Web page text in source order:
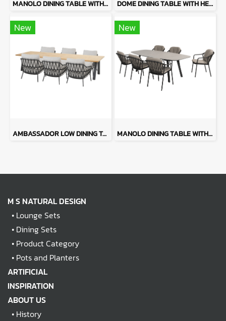
MANOLO DINING TABLE WITH RHODOS DOME DINING TABLE WITH HERA CHAIRS
New
AMBASSADOR LOW DINING TABLE WITH CALPI
New
MANOLO DINING TABLE WITH MANITOBA
M S NATURAL DESIGN
• Lounge Sets
• Dining Sets
• Product Category
• Pots and Planters
ARTIFICIAL
INSPIRATION
ABOUT US
• History